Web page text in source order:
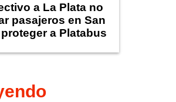
a La Plata no
pasajeros en San
a Platabus